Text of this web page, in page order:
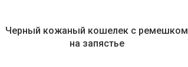
Черный кожаный кошелек с ремешком
на запястье